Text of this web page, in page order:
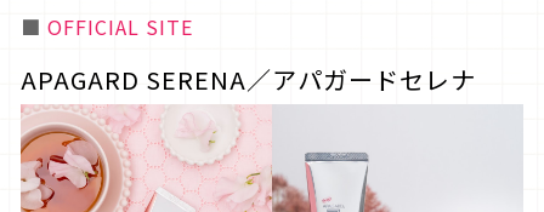
■ OFFICIAL SITE
APAGARD SERENA／アパガードセレナ